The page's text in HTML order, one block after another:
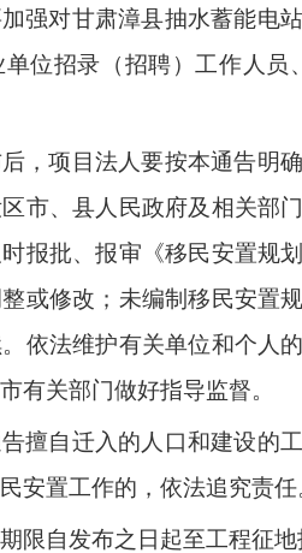
强对甘肃漳县抽水蓄能电
位招录（招聘）工作人
，项目法人要按本通告明
市、县人民政府及相关部
报批、报审《移民安置规
或修改；未编制移民安置
依法维护有关单位和个人
有关部门做好指导监督。
擅自迁入的人口和建设的
安置工作的，依法追究责任
限自发布之日起至工程征地